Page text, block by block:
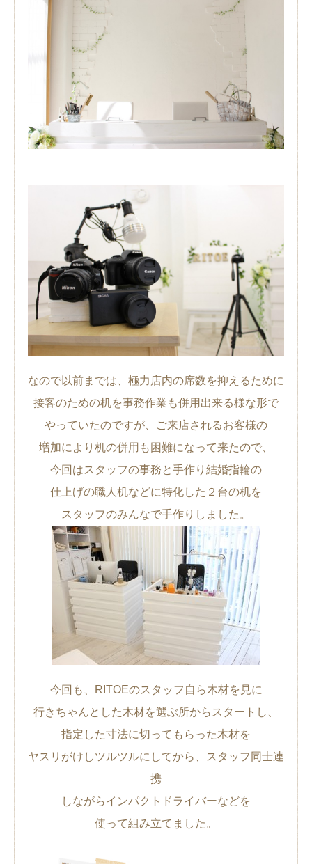
なので以前までは、極力店内の席数を抑えるために
接客のための机を事務作業も併用出来る様な形で
やっていたのですが、ご来店されるお客様の
増加により机の併用も困難になって来たので、
今回はスタッフの事務と手作り結婚指輪の
仕上げの職人机などに特化した２台の机を
スタッフのみんなで手作りしました。
今回も、RITOEのスタッフ自ら木材を見に
行きちゃんとした木材を選ぶ所からスタートし、
指定した寸法に切ってもらった木材を
ヤスリがけしツルツルにしてから、スタッフ同士連
携
しながらインパクトドライバーなどを
使って組み立てました。